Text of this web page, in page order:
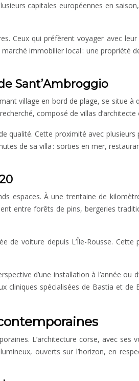
capitales européennes en
Ceux qui préfèrent voyager avec
immobilier local : une propriété
Sant’Ambroggio
village en bord de plage, se situe
composé de villas d’architecte
qualité. Cette proximité avec
de sa villa : sorties en mer,
espaces. À une trentaine de
entre forêts de pins, bergeries
de voiture depuis L’Île-Rousse.
d’une installation à l’année ou
spécialisées de Bastia et de
L’architecture corse, avec
ouverts sur l’horizon, en